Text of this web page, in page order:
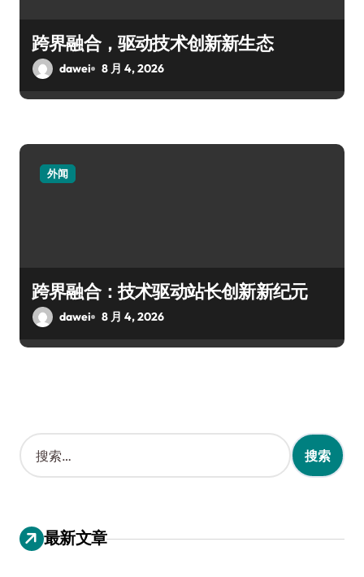
跨界融合，驱动技术创新新生态
dawei 8 月 4, 2026
外闻
跨界融合：技术驱动站长创新新纪元
dawei 8 月 4, 2026
搜
索
：
最新文章